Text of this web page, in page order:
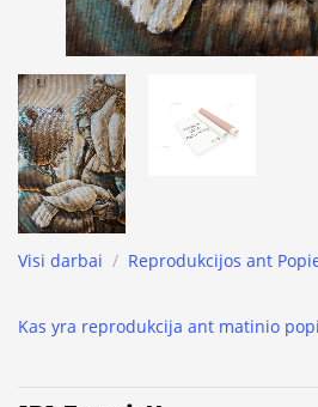
Visi darbai / Reprodukcijos ant
Kas yra reprodukcija ant matinio